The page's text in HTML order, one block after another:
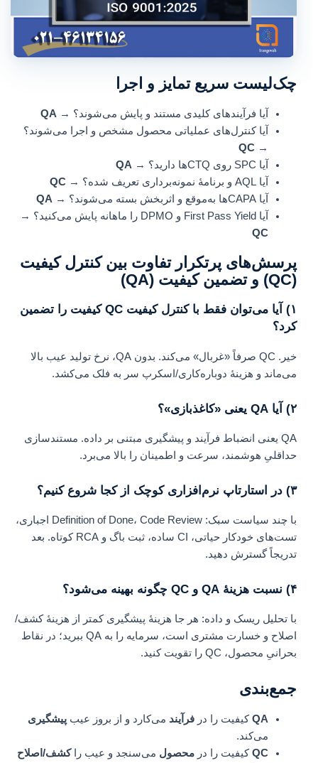
چک‌لیست سریع تمایز و اجرا
آیا فرآیندهای کلیدی مستند و پایش می‌شوند؟ →QA
آیا کنترل‌های عملیاتی محصول مشخص و اجرا می‌شوند؟
→
QC
آیا SPC روی CTQها دارید؟ →
QA
آیا AQL و برنامهٔ نمونه‌برداری تعریف شده؟ →
QC
آیا CAPAها به‌موقع و اثربخش بسته می‌شوند؟ →
QA
آیا First Pass Yield و DPMO را ماهانه پایش می‌کنید؟ →
QC
پرسش‌های پرتکرار تفاوت بین کنترل کیفیت
۱) آیا می‌توان فقط با کنترل کیفیت QC کیفیت را تضمین
کرد؟
خیر. QC صرفاً «غربال» می‌کند. بدون QA، نرخ تولید عیب بالا
می‌ماند و هزینهٔ دوباره‌کاری/اسکرپ سر به فلک می‌کشد.
۲) آیا QA یعنی «کاغذبازی»؟
QA یعنی انضباط فرآیند و پیشگیری مبتنی بر داده. مستندسازی
حداقلیِ هوشمند، سرعت و اطمینان را بالا می‌برد.
۳) در استارتاپ نرم‌افزاری کوچک از کجا شروع کنیم؟
با چند سیاست سبک: Definition of Done، Code Review اجباری،
تست‌های خودکار حیاتی، CI ساده، ثبت باگ و RCA کوتاه. بعد
تدریجاً گسترش دهید.
۴) نسبت هزینهٔ QA و QC چگونه بهینه می‌شود؟
با تحلیل ریسک و داده: هر جا هزینهٔ پیشگیری کمتر از هزینهٔ کشف/
اصلاح و خسارت مشتری است، سرمایه را به QA ببرید؛ در نقاط
بحرانیِ محصول، QC را تقویت کنید.
جمع‌بندی
QAکیفیت را در فرآیندمی‌کارد و از بروز عیبپیشگیری
می‌کند.
QCکیفیت را در محصولمی‌سنجد و عیب را
کشف/اصلاح